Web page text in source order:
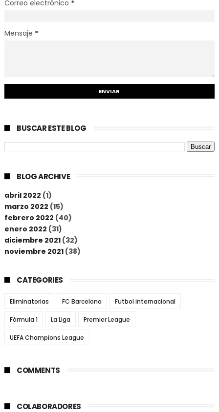
Correo electrónico *
Mensaje *
BUSCAR ESTE BLOG
BLOG ARCHIVE
abril 2022 (1)
marzo 2022 (15)
febrero 2022 (40)
enero 2022 (31)
diciembre 2021(32)
noviembre 2021(38)
CATEGORIES
Eliminatorias FC Barcelona Futbol internacional
Fórmula 1 La Liga Premier League
UEFA Champions League
COMMENTS
COLABORADORES